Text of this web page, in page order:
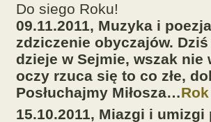
Do siego Roku!
09.11.2011, Muzyka i
zdziczenie obyczajów.
dzieje w Sejmie, wszak
oczy rzuca się to co złe,
Posłuchajmy Miłosza…
15.10.2011, Miazgi i umizgi